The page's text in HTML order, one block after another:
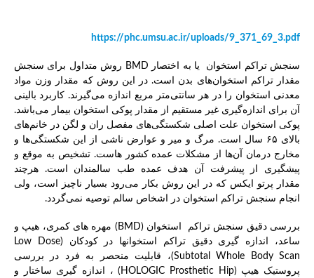
https://phc.umsu.ac.ir/uploads/9_371_69_3.pdf
سنجش تراکم استخوان یا به اختصار BMD روش متداول برای سنجش
مقدار تراکم استخوان‌های بدن است. در این روش که مقدار وزن مواد
معدنی استخوان را در هر سانتی‌متر مربع اندازه می‌گیرند. کاربرد بالینی
آن برای اندازه‌گیری غیر مستقیم از مقدار پوکی استخوان بیمار می‌باشد.
پوکی استخوان علت اصلی شکستگی‌های مفصل ران و لگن در خانم‌های
بالای ۶۵ سال است. مرگ و میر و عوارض ناشی از این شکستگی‌ها و
مخارج درمان آن‌ها از مشکلات عمده کشور هاست. تشخیص به موقع و
پیشگیری از پیشرفت آن هدف عمده طب سالمندان است. هرچند
مقدار پرتو ایکس که در این روش بکار می‌رود بسیار ناچیز است، ولی
انجام سنجش تراکم استخوان در اشخاص سالم توصیه نمی‌گردد.
بررسی دقیق سنجش تراکم استخوان (BMD) مهره های کمری، هیپ و
ساعد، اندازه گیری دقیق تراکم استخوانها در کودکان (Low Dose
Subtotal Whole Body Scan)، قابلیت منحصر به فرد در بررسی
پروستیک هیپ (HOLOGIC Prosthetic Hip) ، اندازه گیری ساختار و